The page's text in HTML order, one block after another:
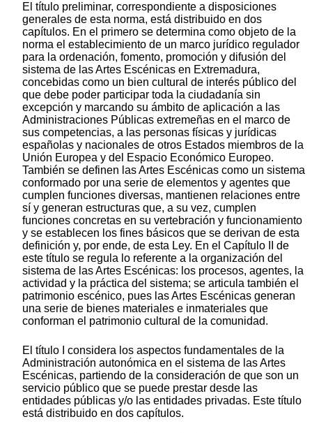
El título preliminar, correspondiente a disposiciones
generales de esta norma, está distribuido en dos
capítulos. En el primero se determina como objeto de la
norma el establecimiento de un marco jurídico regulador
para la ordenación, fomento, promoción y difusión del
sistema de las Artes Escénicas en Extremadura,
concebidas como un bien cultural de interés público del
que debe poder participar toda la ciudadanía sin
excepción y marcando su ámbito de aplicación a las
Administraciones Públicas extremeñas en el marco de
sus competencias, a las personas físicas y jurídicas
españolas y nacionales de otros Estados miembros de la
Unión Europea y del Espacio Económico Europeo.
También se definen las Artes Escénicas como un sistema
conformado por una serie de elementos y agentes que
cumplen funciones diversas, mantienen relaciones entre
sí y generan estructuras que, a su vez, cumplen
funciones concretas en su vertebración y funcionamiento
y se establecen los fines básicos que se derivan de esta
definición y, por ende, de esta Ley. En el Capítulo II de
este título se regula lo referente a la organización del
sistema de las Artes Escénicas: los procesos, agentes, la
actividad y la práctica del sistema; se articula también el
patrimonio escénico, pues las Artes Escénicas generan
una serie de bienes materiales e inmateriales que
conforman el patrimonio cultural de la comunidad.
El título I considera los aspectos fundamentales de la
Administración autonómica en el sistema de las Artes
Escénicas, partiendo de la consideración de que son un
servicio público que se puede prestar desde las
entidades públicas y/o las entidades privadas. Este título
está distribuido en dos capítulos.